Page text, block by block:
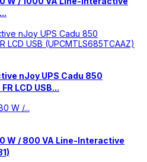
nJoy UPS Cadu 850
LCD USB...
W / 800 VA Line-Interactive